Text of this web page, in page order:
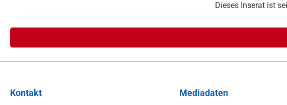
Dieses Inserat ist
Kontakt Mediadaten